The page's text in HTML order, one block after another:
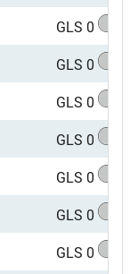
GLS 0
GLS 0
GLS 0
GLS 0
GLS 0
GLS 0
GLS 0